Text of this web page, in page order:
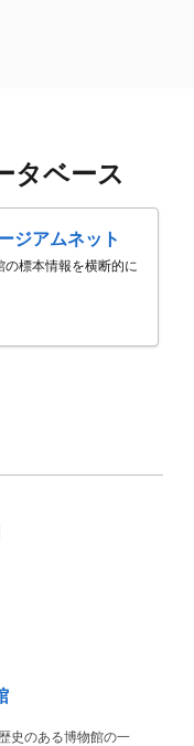
タベース
ジアムネット
標本情報を横断的に
史のある博物館の一